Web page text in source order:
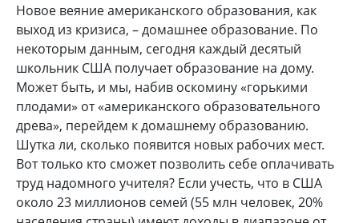
Новое веяние американского образования, как
выход из кризиса, – домашнее образование. По
некоторым данным, сегодня каждый десятый
школьник США получает образование на дому.
Может быть, и мы, набив оскомину «горькими
плодами» от «американского образовательного
древа», перейдем к домашнему образованию.
Шутка ли, сколько появится новых рабочих мест.
Вот только кто сможет позволить себе оплачивать
труд надомного учителя? Если учесть, что в США
около 23 миллионов семей (55 млн человек, 20%